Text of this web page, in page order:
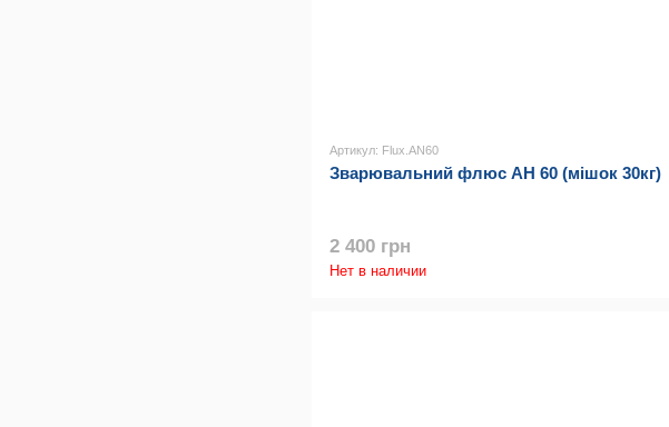
Артикул: Flux.AN60
Зварювальний флюс АН 60 (мішок 30кг)
2 400 грн
Нет в наличии